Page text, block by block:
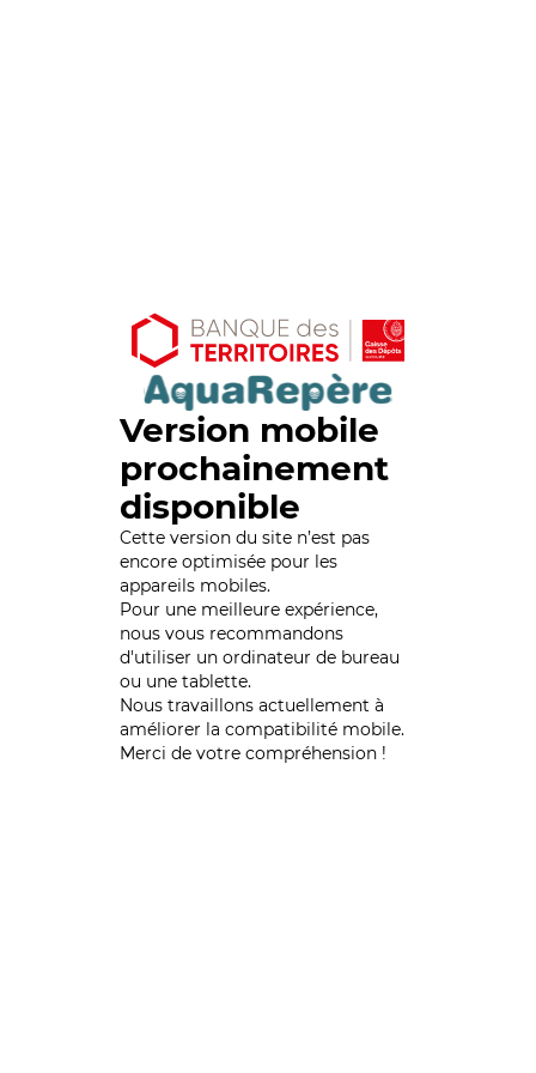
Version mobile
prochainement
disponible
Cette version du site n’est pas
encore optimisée pour les
appareils mobiles.
Pour une meilleure expérience,
nous vous recommandons
d'utiliser un ordinateur de bureau
ou une tablette.
Nous travaillons actuellement à
améliorer la compatibilité mobile.
Merci de votre compréhension !